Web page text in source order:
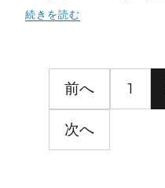
続きを読む
投
稿
前へ 1
次へ